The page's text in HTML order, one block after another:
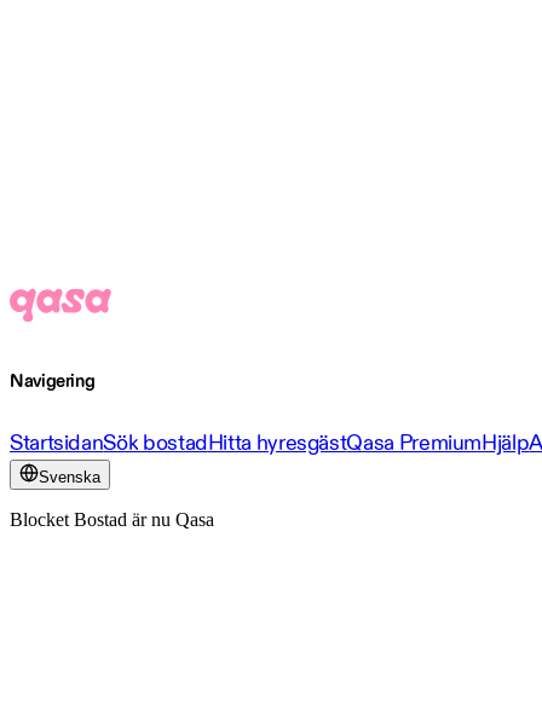
Navigering
StartsidanSök bostadHitta hyresgästQasa PremiumHjälp
Svenska
Blocket Bostad är nu Qasa